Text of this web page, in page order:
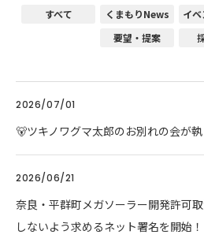
すべて くまもりNews イ
要望・提案
2026/07/01
🐻ツキノワグマ太郎のお別れの会が
2026/06/21
奈良・平群町メガソーラー開発許可
しないよう求めるネット署名を開始！